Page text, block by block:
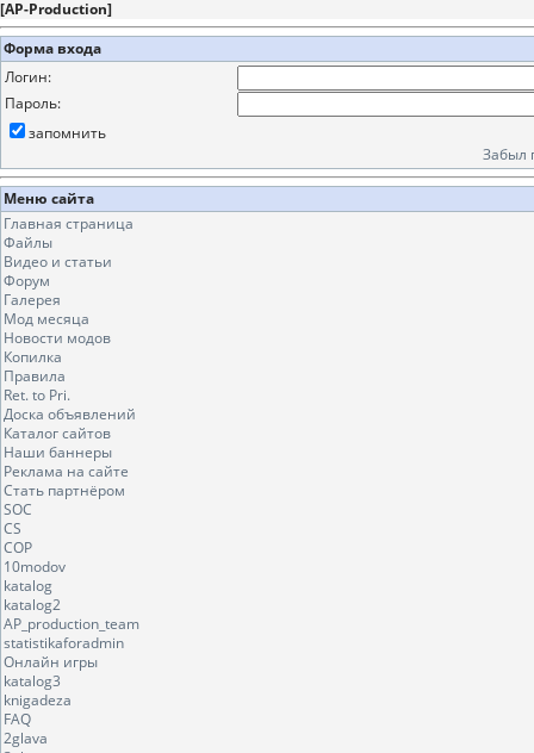
[AP-Production]
Форма входа
Логин:
Пароль:
запомнить
Забыл
Меню сайта
Главная страница
Файлы
Видео и статьи
Форум
Галерея
Мод месяца
Новости модов
Копилка
Правила
Ret. to Pri.
Доска объявлений
Каталог сайтов
Наши баннеры
Реклама на сайте
Стать партнёром
SOC
CS
COP
10modov
katalog
katalog2
AP_production_team
statistikaforadmin
Онлайн игры
katalog3
knigadeza
FAQ
2glava